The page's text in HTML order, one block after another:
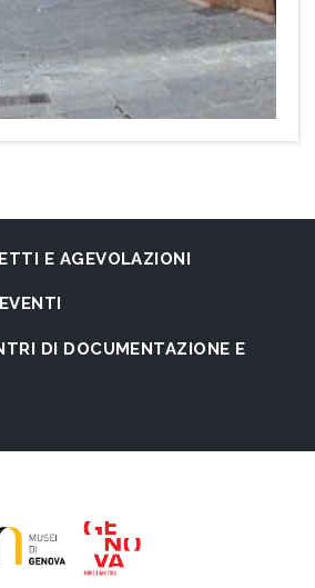
E AGEVOLAZIONI
DI DOCUMENTAZIONE E